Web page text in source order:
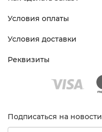
Условия оплаты
Условия доставки
Реквизиты
Подписаться на новости